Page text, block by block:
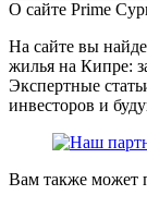
for:
О сайте Prime
На сайте вы
жилья на Кипре:
Экспертные
инвесторов и
Вам также может